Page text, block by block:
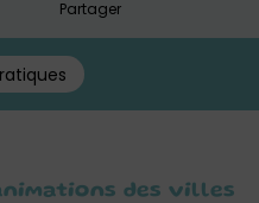
Partager
des villes